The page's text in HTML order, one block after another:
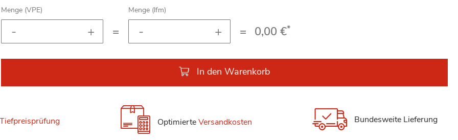
Menge (VPE)
=
Menge (lfm)
= 0,00 €*
In den Warenkorb
Tiefpreisprüfung OptimierteVersandkosten Bundesweite Lieferung